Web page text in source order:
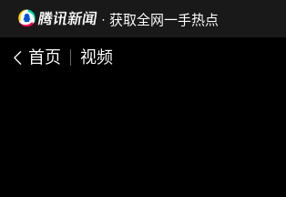
· 获取全网一手热点
首页 视频